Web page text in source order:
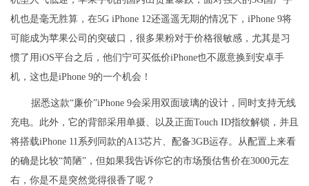
机也是毫无胜算，在5G iPhone 12还遥遥无期的情况下，iPhone 9将
可能成为苹果公司的突破口，很多果粉对于价格很敏感，尤其是习
惯了用iOS平台之后，他们宁可买低价iPhone也不愿意换到安卓手
机，这也是iPhone 9的一个机会！
据悉这款“廉价”iPhone 9会采用双面玻璃的设计，同时支持无线
充电。此外，它的背部采用单摄、以及正面Touch ID指纹解锁，并且
将搭载iPhone 11系列同款的A13芯片、配备3GB运存。从配置上来看
的确是比较“简陋”，但如果我告诉你它的市场预估售价在3000元左
右，你是不是突然觉得很香了呢？